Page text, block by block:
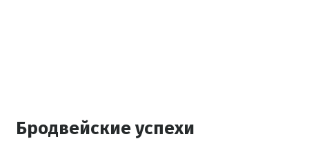
Бродвейские успехи